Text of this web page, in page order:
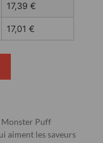
17,39 €
17,01 €
Monster Puff
aiment les saveurs